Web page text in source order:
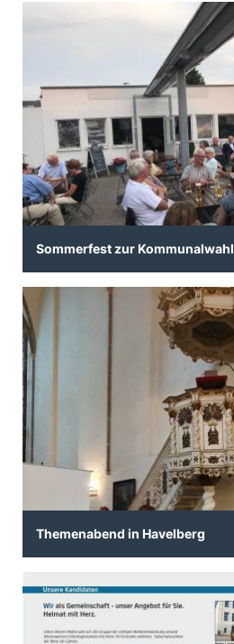
Sommerfest zur Kommunalwahl
Themenabend in Havelberg